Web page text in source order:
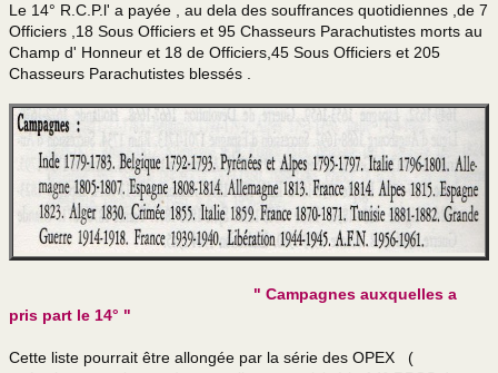
La section rasura
Les milans
Années 60 CQG
ORGANE MOBILISATEUR 18 RI
LES HOMMES
Requiem Parachute
Le 14° R.C.P.l' a payée , au dela des souffrances quotidiennes ,de 7
Officiers ,18 Sous Officiers et 95 Chasseurs Parachutistes morts au
Champ d' Honneur et 18 de Officiers,45 Sous Officiers et 205
Chasseurs Parachutistes blessés .
" Campagnes auxquelles a
pris part le 14° "
Cette liste pourrait être allongée par la série des OPEX (